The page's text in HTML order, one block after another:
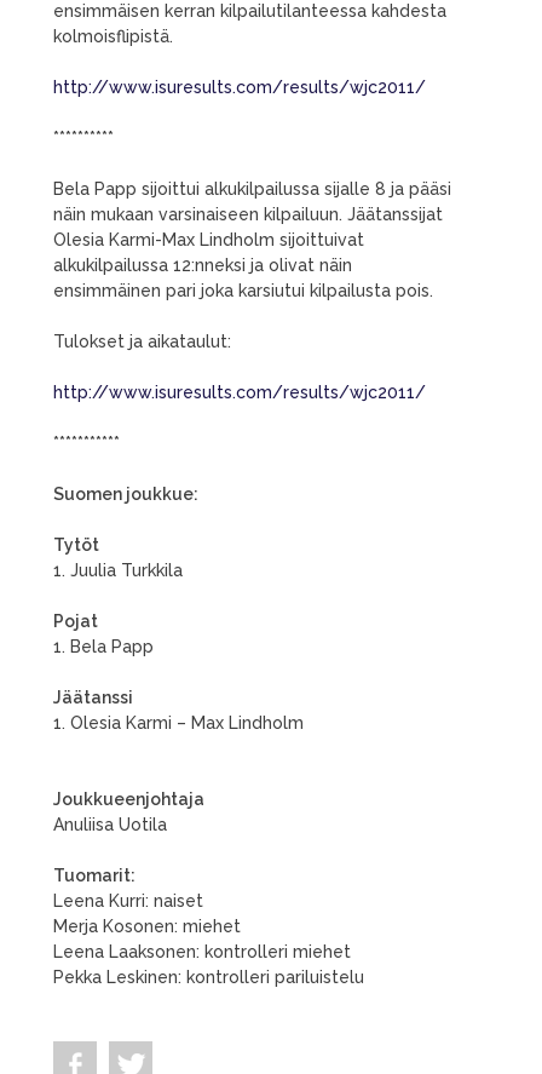
ensimmäisen kerran kilpailutilanteessa kahdesta
kolmoisflipistä.
http://www.isuresults.com/results/wjc2011/
**********
Bela Papp sijoittui alkukilpailussa sijalle 8 ja pääsi
näin mukaan varsinaiseen kilpailuun. Jäätanssijat
Olesia Karmi-Max Lindholm sijoittuivat
alkukilpailussa 12:nneksi ja olivat näin
ensimmäinen pari joka karsiutui kilpailusta pois.
Tulokset ja aikataulut:
http://www.isuresults.com/results/wjc2011/
***********
Suomen joukkue:
Tytöt
1. Juulia Turkkila
Pojat
1. Bela Papp
Jäätanssi
1. Olesia Karmi – Max Lindholm
Joukkueenjohtaja
Anuliisa Uotila
Tuomarit:
Leena Kurri: naiset
Merja Kosonen: miehet
Leena Laaksonen: kontrolleri miehet
Pekka Leskinen: kontrolleri pariluistelu